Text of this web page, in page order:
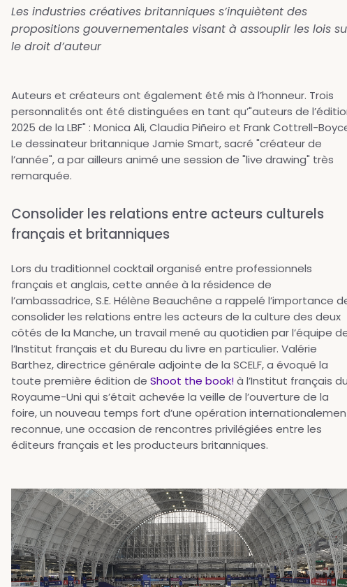
Les industries créatives britanniques s’inquiètent des
propositions gouvernementales visant à assouplir les lois
le droit d’auteur
Auteurs et créateurs ont également été mis à l’honneur. Trois
personnalités ont été distinguées en tant qu’"auteurs de
2025 de la LBF" : Monica Ali, Claudia Piñeiro et Frank Cottrell-
Le dessinateur britannique Jamie Smart, sacré "créateur de
l’année",a par ailleurs animé une session de "live drawing" très
remarquée.
Consolider les relations entre acteurs culturels
français et britanniques
Lors du traditionnel cocktail organisé entre professionnels
français et anglais, cette année à la résidence de
l’ambassadrice, S.E. Hélène Beauchêne a rappelé l’importance
consolider les relations entre les acteurs de la culture des deux
côtés de la Manche, un travail mené au quotidien par l’équipe
l’Institut français et du Bureau du livre en particulier. Valérie
Barthez, directrice générale adjointe de la SCELF, a évoqué la
toute première édition de Shoot the book!à l’Institut français
Royaume-Uni qui s’était achevée la veille de l’ouverture de la
foire, un nouveau temps fort d’une opération
reconnue, une occasion de rencontres privilégiées entre les
éditeurs français et les producteurs britanniques.